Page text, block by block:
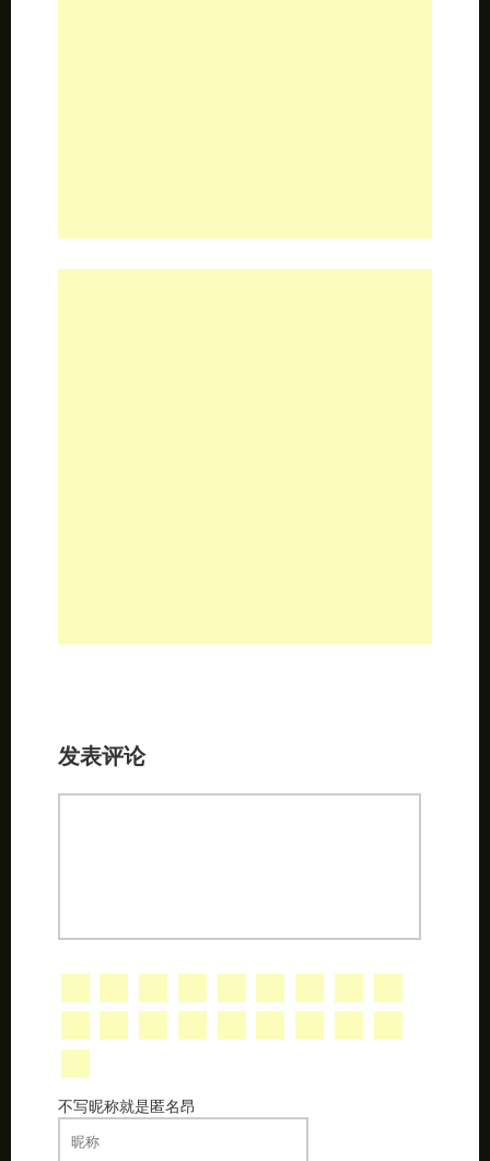
发表评论
不写昵称就是匿名昂